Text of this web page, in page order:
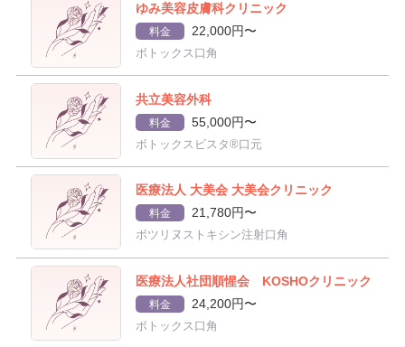
ゆみ美容皮膚科クリニック
料金 22,000円〜
ボトックス口角
共立美容外科
料金 55,000円〜
ボトックスビスタ®口元
医療法人 大美会 大美会クリニック
料金 21,780円〜
ボツリヌストキシン注射口角
医療法人社団順惺会 KOSHOクリニック
料金 24,200円〜
ボトックス口角